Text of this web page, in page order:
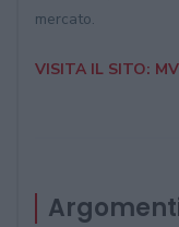
mercato.
VISITA IL SITO: